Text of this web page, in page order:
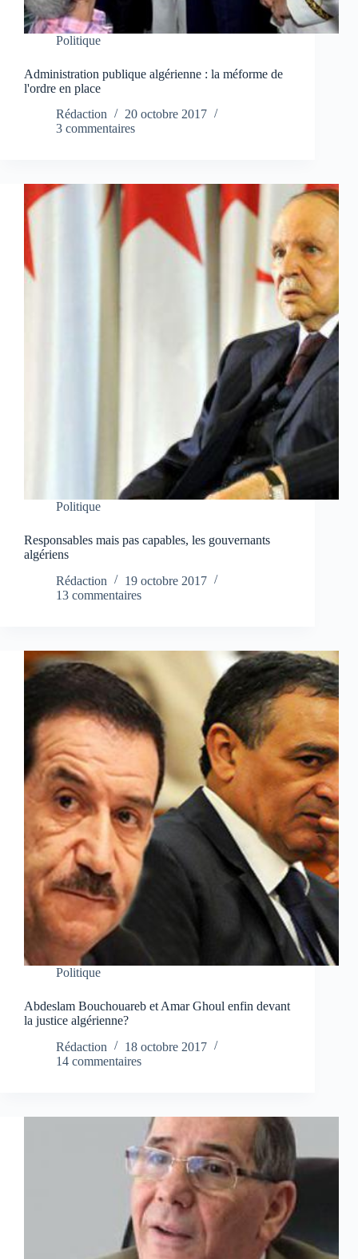
Politique
Administration publique algérienne : la méforme de
l'ordre en place
Rédaction
20 octobre 2017
3 commentaires
Politique
Responsables mais pas capables, les gouvernants
algériens
Rédaction
19 octobre 2017
13 commentaires
Politique
Abdeslam Bouchouareb et Amar Ghoul enfin devant
la justice algérienne?
Rédaction
18 octobre 2017
14 commentaires